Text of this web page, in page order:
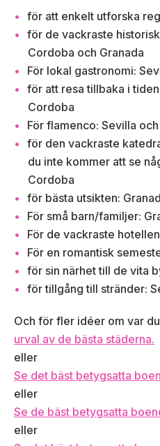
för att enkelt utforska
för de vackraste
Cordoba och Granada
För lokal gastronomi:
för att resa tillbaka i
Cordoba
För flamenco: Sevilla
för den vackraste
du inte kommer att se
Cordoba
för bästa utsikten:
För små barn/familjer:
För de vackraste
För en romantisk
för sin närhet till de vita
för tillgång till stränder:
Och för fler idéer om var
urval av de bästa städerna.
eller
Se det bäst betygsatta
eller
Se de bäst betygsatta
eller